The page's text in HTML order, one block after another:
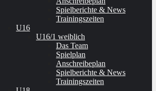
Spielberichte & News
Trainingszeiten
U16
U16/1 weiblich
Das Team
Spielplan
Anschreibeplan
Spielberichte & News
Trainingszeiten